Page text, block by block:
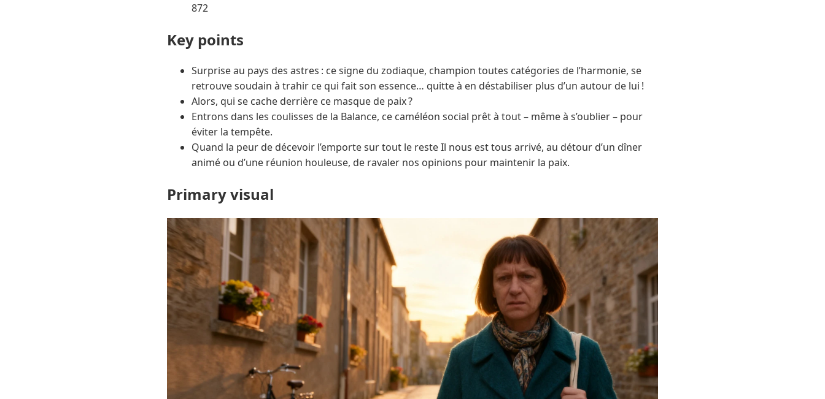
872
Key points
Surprise au pays des astres : ce signe du zodiaque, champion toutes catégories de l’harmonie, se
retrouve soudain à trahir ce qui fait son essence… quitte à en déstabiliser plus d’un autour de lui !
Alors, qui se cache derrière ce masque de paix ?
Entrons dans les coulisses de la Balance, ce caméléon social prêt à tout – même à s’oublier – pour
éviter la tempête.
Quand la peur de décevoir l’emporte sur tout le reste Il nous est tous arrivé, au détour d’un dîner
animé ou d’une réunion houleuse, de ravaler nos opinions pour maintenir la paix.
Primary visual